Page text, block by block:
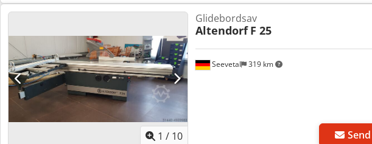
savklinge Ø: 315 mm Tværsnitanslag udtrækkelig op til: 3.450 mm Omdrejningstal: 3.600
Motorydelse: 5,5 kW (7,5 hk) Arbejdsbordhøjde: 880 mm Udsugningsstuds Ø: 120 + 80
1 / 10
Seevetal 319 km
Glidebordsav
Altendorf F 25